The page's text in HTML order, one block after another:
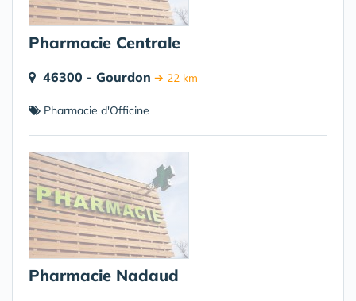
Pharmacie Centrale
46300 - Gourdon ➔ 22 km
Pharmacie d'Officine
Pharmacie Nadaud